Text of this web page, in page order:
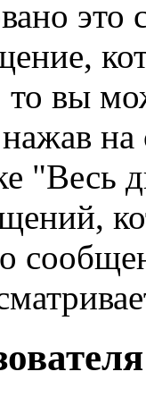
то вы
"Весь